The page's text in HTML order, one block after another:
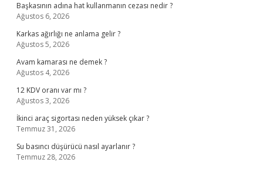
Başkasının adına hat kullanmanın cezası nedir ?
Ağustos 6, 2026
Karkas ağırlığı ne anlama gelir ?
Ağustos 5, 2026
Avam kamarası ne demek ?
Ağustos 4, 2026
12 KDV oranı var mı ?
Ağustos 3, 2026
İkinci araç sigortası neden yüksek çıkar ?
Temmuz 31, 2026
Su basıncı düşürücü nasıl ayarlanır ?
Temmuz 28, 2026